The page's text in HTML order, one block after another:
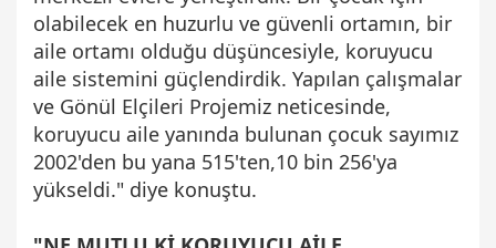
olabilecek en huzurlu ve güvenli ortamın, bir
aile ortamı olduğu düşüncesiyle, koruyucu
aile sistemini güçlendirdik. Yapılan çalışmalar
ve Gönül Elçileri Projemiz neticesinde,
koruyucu aile yanında bulunan çocuk sayımız
2002'den bu yana 515'ten,10 bin 256'ya
yükseldi." diye konuştu.